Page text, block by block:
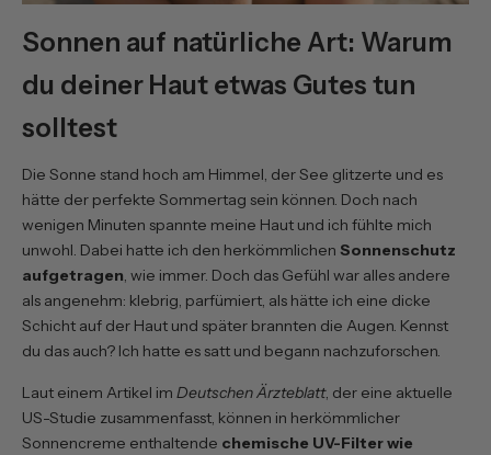
Sonnen auf natürliche Art: Warum
du deiner Haut etwas Gutes tun
solltest
Die Sonne stand hoch am Himmel, der See glitzerte und es
hätte der perfekte Sommertag sein können. Doch nach
wenigen Minuten spannte meine Haut und ich fühlte mich
unwohl. Dabei hatte ich den herkömmlichen Sonnenschutz
aufgetragen, wie immer. Doch das Gefühl war alles andere
als angenehm: klebrig, parfümiert, als hätte ich eine dicke
Schicht auf der Haut und später brannten die Augen. Kennst
du das auch? Ich hatte es satt und begann nachzuforschen.
Laut einem Artikel im Deutschen Ärzteblatt, der eine aktuelle
US-Studie zusammenfasst, können in herkömmlicher
Sonnencreme enthaltende chemische UV-Filter wie